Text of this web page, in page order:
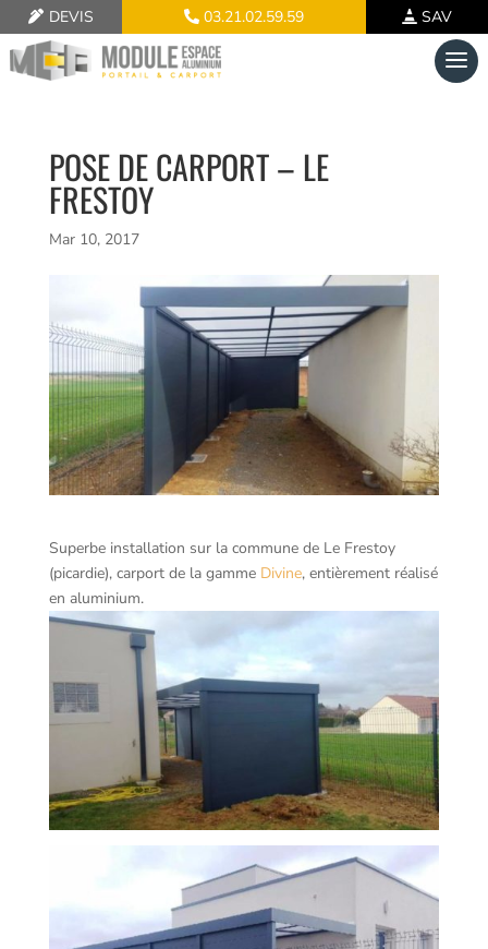
DEVIS 03.21.02.59.59 SAV
POSE DE CARPORT – LE
FRESTOY
Mar 10, 2017
Superbe installation sur la commune de Le Frestoy
(picardie), carport de la gamme Divine, entièrement réalisé
en aluminium.